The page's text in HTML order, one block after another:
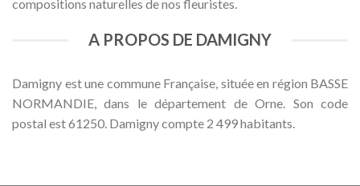
compositions naturelles de nos fleuristes.
A PROPOS DE DAMIGNY
Damigny est une commune Française, située en région BASSE
NORMANDIE, dans le département de Orne. Son code
postal est 61250. Damigny compte 2 499 habitants.